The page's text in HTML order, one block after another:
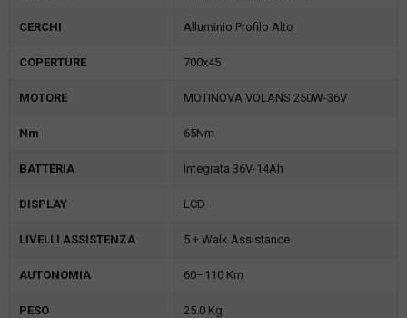
CERCHI Alluminio Profilo Alto
COPERTURE 700x45
MOTORE MOTINOVA VOLANS 250W-36V
Nm 65Nm
BATTERIA Integrata 36V-14Ah
DISPLAY LCD
LIVELLI ASSISTENZA 5 + Walk Assistance
AUTONOMIA 60–110 Km
PESO 25.0 Kg